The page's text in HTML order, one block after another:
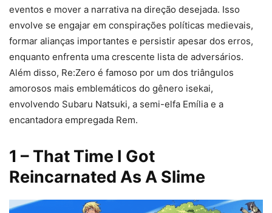
eventos e mover a narrativa na direção desejada. Isso
envolve se engajar em conspirações políticas medievais,
formar alianças importantes e persistir apesar dos erros,
enquanto enfrenta uma crescente lista de adversários.
Além disso, Re:Zero é famoso por um dos triângulos
amorosos mais emblemáticos do gênero isekai,
envolvendo Subaru Natsuki, a semi-elfa Emília e a
encantadora empregada Rem.
1 – That Time I Got
Reincarnated As A Slime